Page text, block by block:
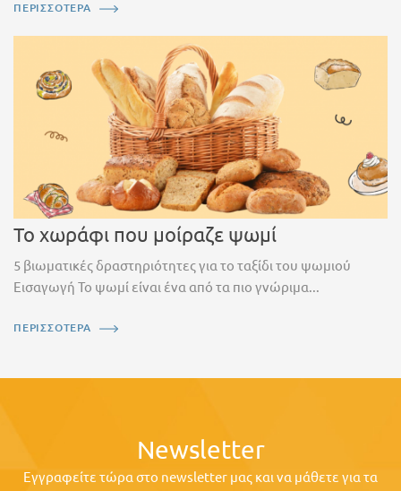
ΠΕΡΙΣΣΟΤΕΡΑ
Το χωράφι που μοίραζε ψωμί
5 βιωματικές δραστηριότητες για το ταξίδι του ψωμιού
Εισαγωγή Το ψωμί είναι ένα από τα πιο γνώριμα...
ΠΕΡΙΣΣΟΤΕΡΑ
Newsletter
Εγγραφείτε τώρα στο newsletter μας και να μάθετε για τα